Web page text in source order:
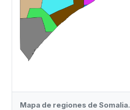
Mapa de regiones de Somalia.